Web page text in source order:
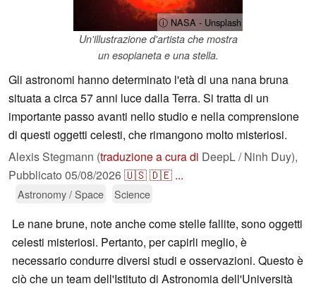
ⓘ NASA - Unsplash
Un'illustrazione d'artista che mostra
un esopianeta e una stella.
Gli astronomi hanno determinato l'età di una nana bruna
situata a circa 57 anni luce dalla Terra. Si tratta di un
importante passo avanti nello studio e nella comprensione
di questi oggetti celesti, che rimangono molto misteriosi.
Alexis Stegmann (traduzione a cura di DeepL / Ninh Duy),
Pubblicato 05/08/2026🇺🇸🇩🇪 ...
Astronomy / Space Science
Le nane brune, note anche come stelle fallite, sono oggetti
celesti misteriosi. Pertanto, per capirli meglio, è
necessario condurre diversi studi e osservazioni. Questo è
ciò che un team dell'Istituto di Astronomia dell'Università